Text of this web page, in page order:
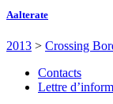
Aalterate
2013 > Crossing
Contacts
Lettre